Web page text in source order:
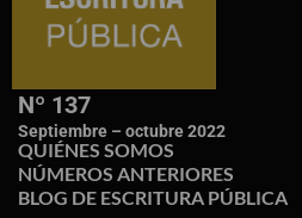
Nº 137
Septiembre – octubre 2022
QUIÉNES SOMOS
NÚMEROS ANTERIORES
BLOG DE ESCRITURA PÚBLICA